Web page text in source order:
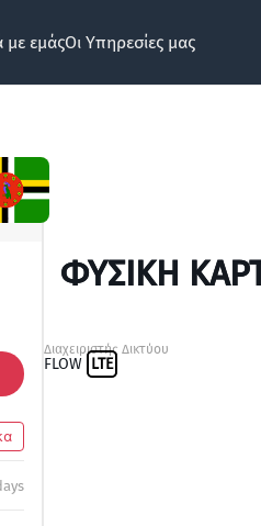
με εμάςΟι Υπηρεσίες μας
ΦΥΣΙΚΉ
Διαχειριστής Δικτύου
FLOW LTE